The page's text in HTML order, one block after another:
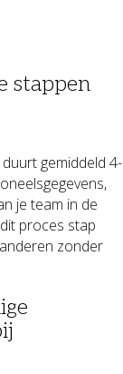
stappen
gemiddeld 4-
je team in de
proces stap
zonder